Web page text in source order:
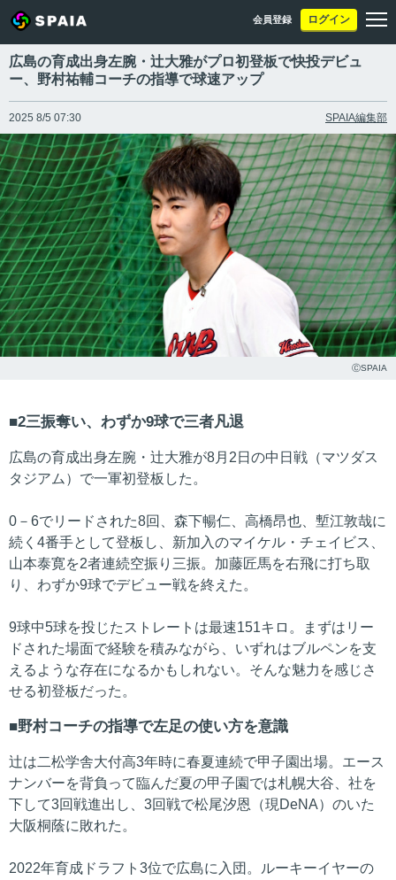
会員登録 ログイン
広島の育成出身左腕・辻大雅がプロ初登板で快投デビュ
ー、野村祐輔コーチの指導で球速アップ
2025 8/5 07:30 SPAIA編集部
ⒸSPAIA
2三振奪い、わずか9球で三者凡退
広島の育成出身左腕・辻大雅が8月2日の中日戦（マツダス
タジアム）で一軍初登板した。
0－6でリードされた8回、森下暢仁、高橋昂也、塹江敦哉に
続く4番手として登板し、新加入のマイケル・チェイビス、
山本泰寛を2者連続空振り三振。加藤匠馬を右飛に打ち取
り、わずか9球でデビュー戦を終えた。
9球中5球を投じたストレートは最速151キロ。まずはリー
ドされた場面で経験を積みながら、いずれはブルペンを支
えるような存在になるかもしれない。そんな魅力を感じさ
せる初登板だった。
野村コーチの指導で左足の使い方を意識
辻は二松学舎大付高3年時に春夏連続で甲子園出場。エース
ナンバーを背負って臨んだ夏の甲子園では札幌大谷、社を
下して3回戦進出し、3回戦で松尾汐恩（現DeNA）のいた
大阪桐蔭に敗れた。
2022年育成ドラフト3位で広島に入団。ルーキーイヤーの